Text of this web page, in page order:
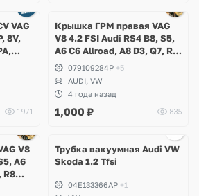
VAG
8V,
1971
Крышка ГРМ правая VAG
V8 4.2 FSI Audi RS4 B8, S5,
A6 C6 Allroad, A8 D3, Q7, R8
Spyder, Volkswagen
Touareg 1, NF
079109284P +5
AUDI, VW
4 года назад
1,000 ₽ 835
V8
A6
R8
Трубка вакуумная Audi VW
Skoda 1.2 Tfsi
04E133366AP +1